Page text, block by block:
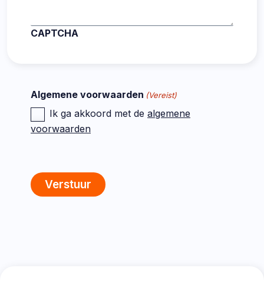
CAPTCHA
Algemene voorwaarden (Vereist)
Ik ga akkoord met de algemene
voorwaarden
Verstuur